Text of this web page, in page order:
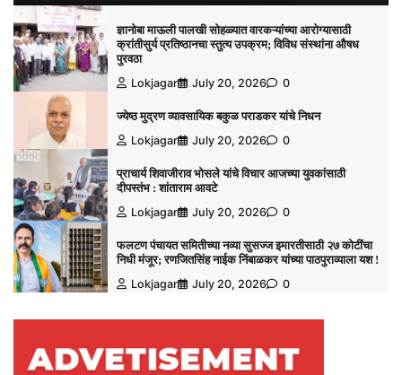
ज्ञानोबा माऊली पालखी सोहळ्यात वारकऱ्यांच्या आरोग्यासाठी
क्रांतीसुर्य प्रतिष्ठानचा स्तुत्य उपक्रम; विविध संस्थांना औषध
पुरवठा
Lokjagar
July 20, 2026 0
ज्येष्ठ मुद्रण व्यावसायिक बकुळ पराडकर यांचे निधन
Lokjagar
July 20, 2026 0
प्राचार्य शिवाजीराव भोसले यांचे विचार आजच्या युवकांसाठी
दीपस्तंभ : शांताराम आवटे
Lokjagar
July 20, 2026 0
फलटण पंचायत समितीच्या नव्या सुसज्ज इमारतीसाठी २७ कोटींचा
निधी मंजूर; रणजितसिंह नाईक निंबाळकर यांच्या पाठपुराव्याला यश !
Lokjagar
July 20, 2026 0